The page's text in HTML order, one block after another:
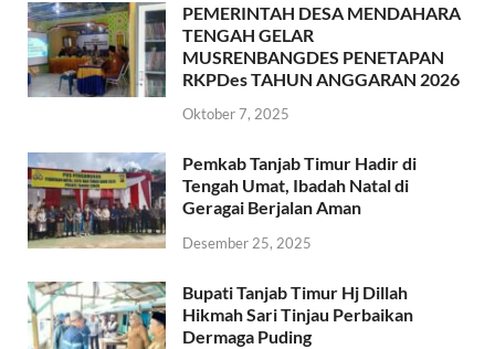
PEMERINTAH DESA MENDAHARA
TENGAH GELAR
MUSRENBANGDES PENETAPAN
RKPDes TAHUN ANGGARAN 2026
Oktober 7, 2025
Pemkab Tanjab Timur Hadir di
Tengah Umat, Ibadah Natal di
Geragai Berjalan Aman
Desember 25, 2025
Bupati Tanjab Timur Hj Dillah
Hikmah Sari Tinjau Perbaikan
Dermaga Puding